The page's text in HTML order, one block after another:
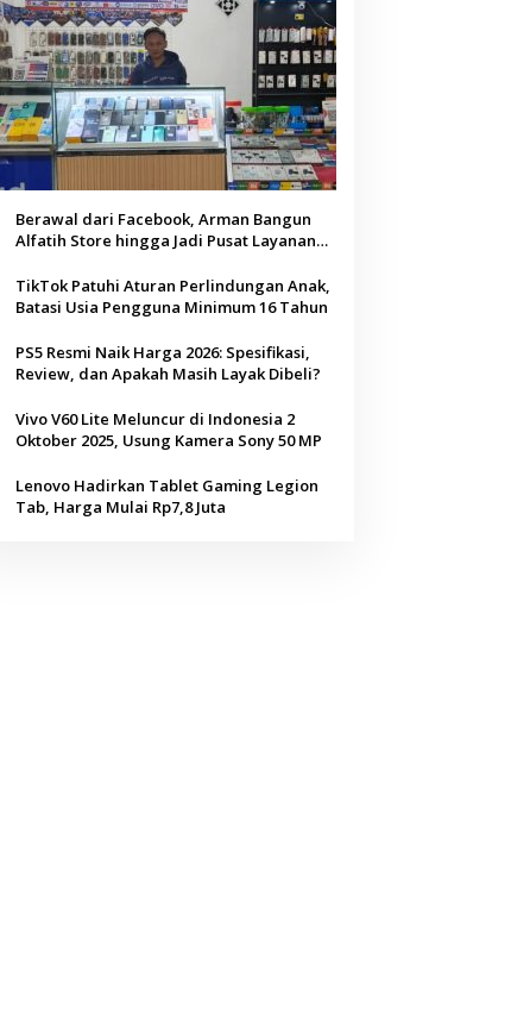
Berawal dari Facebook, Arman Bangun
Alfatih Store hingga Jadi Pusat Layanan
TikTok Patuhi Aturan Perlindungan Anak,
Batasi Usia Pengguna Minimum 16 Tahun
PS5 Resmi Naik Harga 2026: Spesifikasi,
Review, dan Apakah Masih Layak Dibeli?
Vivo V60 Lite Meluncur di Indonesia 2
Oktober 2025, Usung Kamera Sony 50 MP
Lenovo Hadirkan Tablet Gaming Legion
Tab, Harga Mulai Rp7,8 Juta